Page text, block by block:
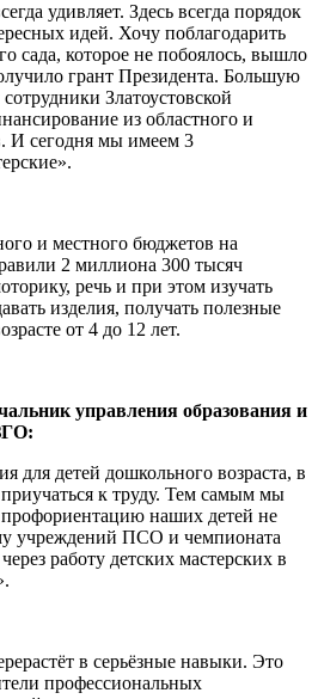
удивляет. Здесь всегда порядок
идей. Хочу поблагодарить
сада, которое не побоялось, вышло
грант Президента. Большую
Златоустовской
из областного и
И сегодня мы имеем 3
и местного бюджетов на
2 миллиона 300 тысяч
речь и при этом изучать
изделия, получать полезные
от 4 до 12 лет.
управления образования и
для детей дошкольного возраста, в
приучаться к труду. Тем самым мы
наших детей не
учреждений ПСО и чемпионата
работу детских мастерских в
в серьёзные навыки. Это
профессиональных